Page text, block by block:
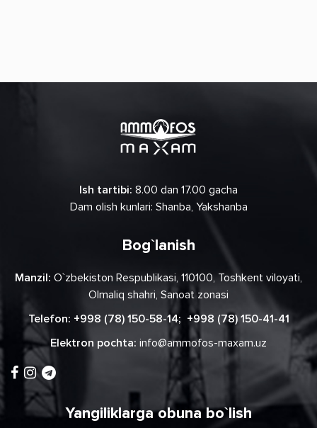
Ish tartibi: 8.00 dan 17.00 gacha
Dam olish kunlari: Shanba, Yakshanba
Bog`lanish
Manzil: O`zbekiston Respublikasi, 110100, Toshkent viloyati,
Olmaliq shahri, Sanoat zonasi
Telefon: +998 (78) 150-58-14; +998 (78) 150-41-41
Elektron pochta: info@ammofos-maxam.uz
Yangiliklarga obuna bo`lish